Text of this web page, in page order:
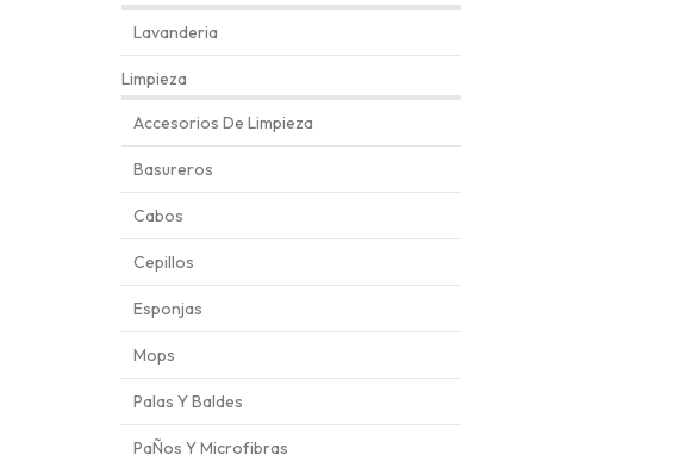
Lavanderia
Limpieza
Accesorios De Limpieza
Basureros
Cabos
Cepillos
Esponjas
Mops
Palas Y Baldes
PaÑos Y Microfibras